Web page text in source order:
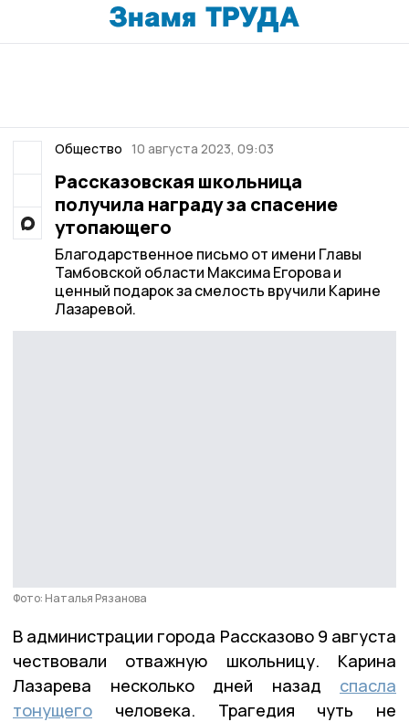
Общество 10 августа 2023, 09:03
Рассказовская школьница
получила награду за спасение
утопающего
Благодарственное письмо от имени Главы
Тамбовской области Максима Егорова и
ценный подарок за смелость вручили Карине
Лазаревой.
Фото: Наталья Рязанова
В администрации города Рассказово 9 августа
чествовали отважную школьницу. Карина
Лазарева несколько дней назад спасла
тонущего человека. Трагедия чуть не